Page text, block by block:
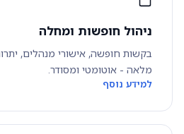
ניהול חופשות ומחלה
בקשות חופשה, אישורי מנהלים,
מלאה - אוטומטי ומסודר.
למידע נוסף